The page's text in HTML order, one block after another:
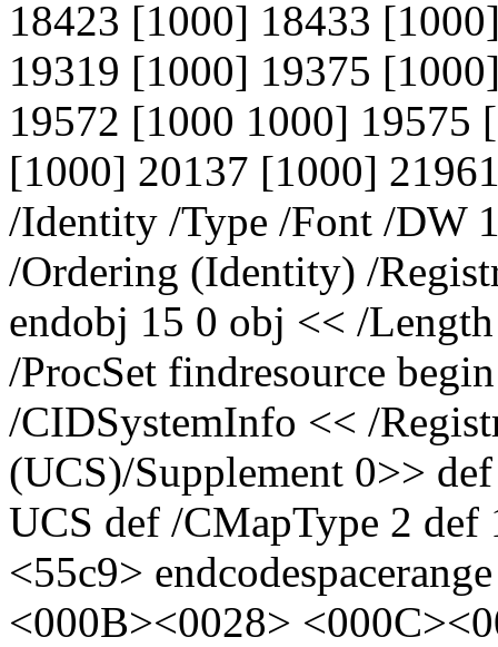
18423 [1000] 18433
19319 [1000] 19375
19572 [1000 1000] 19575
[1000] 20137 [1000]
/Identity /Type /Font /DW
/Ordering (Identity) /
endobj 15 0 obj << /
/ProcSet findresource
/CIDSystemInfo << /
(UCS)/Supplement 0>>
UCS def /CMapType 2 def
<55c9>
<000B><0028>